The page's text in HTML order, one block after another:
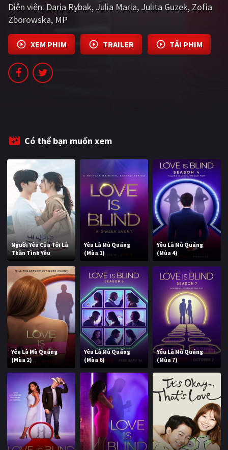
Diễn viên: Daria Rybak Julia Maria Julita Guzek Zofia
Zborowska MP
XEM PHIM TRAILER TẢI PHIM
Có thể bạn muốn xem
Người Yêu Của Tôi Là
Thần Tình Yêu
Yêu Là Mù Quáng
(Mùa 1)
Yêu Là Mù Quáng
(Mùa 4)
Yêu Là Mù Quáng
(Mùa 2)
Yêu Là Mù Quáng
(Mùa 6)
Yêu Là Mù Quáng
(Mùa 7)